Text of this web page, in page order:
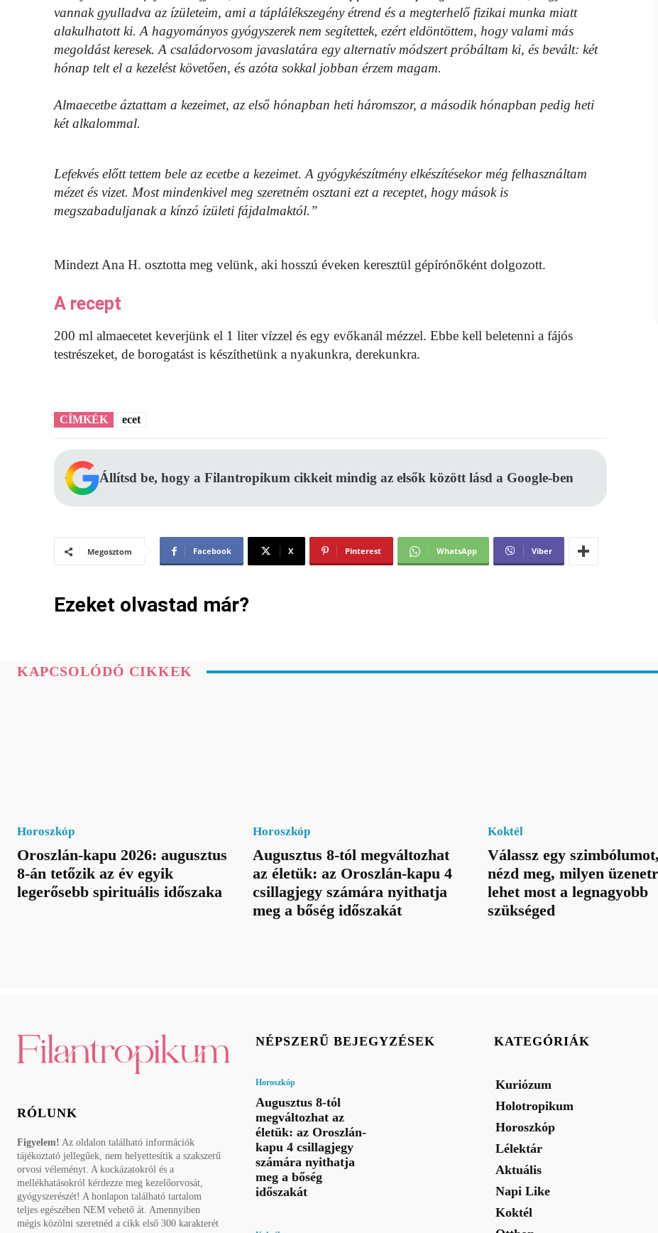
vannak gyulladva az ízületeim, ami a táplálékszegény étrend és a megterhelő fizikai munka miatt
alakulhatott ki. A hagyományos gyógyszerek nem segítettek, ezért eldöntöttem, hogy valami más
megoldást keresek. A családorvosom javaslatára egy alternatív módszert próbáltam ki, és bevált: két
hónap telt el a kezelést követően, és azóta sokkal jobban érzem magam.
Almaecetbe áztattam a kezeimet, az első hónapban heti háromszor, a második hónapban pedig heti
két alkalommal.
Lefekvés előtt tettem bele az ecetbe a kezeimet. A gyógykészítmény elkészítésekor még felhasználtam
mézet és vizet. Most mindenkivel meg szeretném osztani ezt a receptet, hogy mások is
megszabaduljanak a kínzó ízületi fájdalmaktól.”
Mindezt Ana H. osztotta meg velünk, aki hosszú éveken keresztül gépírónőként dolgozott.
A recept
200 ml almaecetet keverjünk el 1 liter vízzel és egy evőkanál mézzel. Ebbe kell beletenni a fájós
testrészeket, de borogatást is készíthetünk a nyakunkra, derekunkra.
CÍMKÉK ecet
Állítsd be, hogy a Filantropikum cikkeit mindig az elsők között lásd a Google-ben
Megosztom Facebook X Pinterest WhatsApp Viber
Ezeket olvastad már?
KAPCSOLÓDÓ CIKKEK
Horoszkóp
Oroszlán-kapu 2026: augusztus
8-án tetőzik az év egyik
legerősebb spirituális időszaka
Horoszkóp
Augusztus 8-tól megváltozhat
az életük: az Oroszlán-kapu 4
csillagjegy számára nyithatja
meg a bőség időszakát
Koktél
Válassz egy
nézd meg, milyen
lehet most a legnagyobb
szükséged
RÓLUNK
Figyelem! Az oldalon található információk
tájékoztató jellegűek, nem helyettesítik a szakszerű
orvosi véleményt. A kockázatokról és a
mellékhatásokról kérdezze meg kezelőorvosát,
gyógyszerészét! A honlapon található tartalom
teljes egészében NEM vehető át. Amennyiben
mégis közölni szeretnéd a cikk első 300 karakterét
NÉPSZERŰ BEJEGYZÉSEK
Horoszkóp
Augusztus 8-tól
megváltozhat az
életük: az Oroszlán-
kapu 4 csillagjegy
számára nyithatja
meg a bőség
időszakát
KATEGÓRIÁK
Kuriózum
Holotropikum
Horoszkóp
Lélektár
Aktuális
Napi Like
Koktél